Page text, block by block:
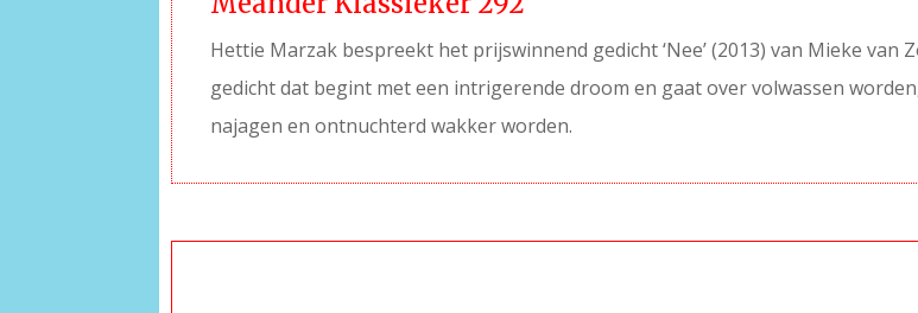
Hettie Marzak bespreekt het prijswinnend gedicht ‘Nee’ (2013) van Mieke van
gedicht dat begint met een intrigerende droom en gaat over volwassen
najagen en ontnuchterd wakker worden.